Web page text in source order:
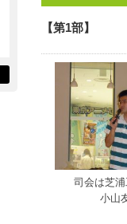
【第1部】
司会は芝
小山